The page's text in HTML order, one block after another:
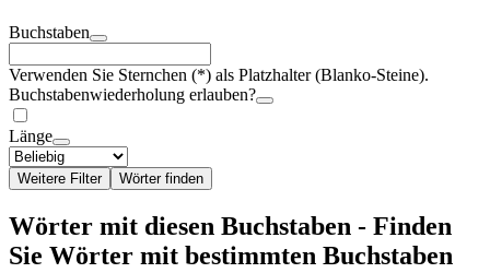
Buchstaben
Verwenden Sie Sternchen (*) als Platzhalter (Blanko-Steine).
Buchstabenwiederholung erlauben?
Länge
Weitere Filter Wörter finden
Wörter mit diesen Buchstaben - Finden
Sie Wörter mit bestimmten Buchstaben